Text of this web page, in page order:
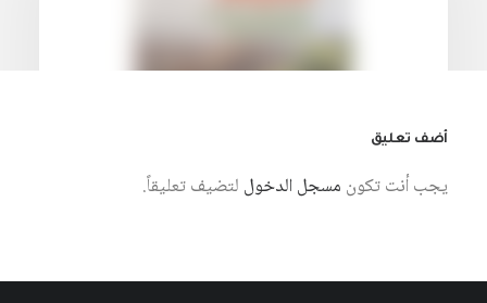
7 أغسطس، 2026
أضف تعليق
يجب أنت تكون مسجل الدخول لتضيف تعليقاً.